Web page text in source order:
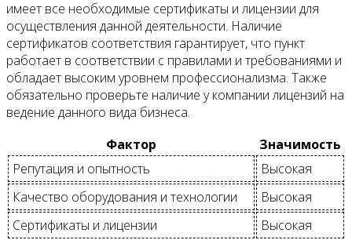
имеет все необходимые сертификаты и лицензии для
осуществления данной деятельности. Наличие
сертификатов соответствия гарантирует, что пункт
работает в соответствии с правилами и требованиями и
обладает высоким уровнем профессионализма. Также
обязательно проверьте наличие у компании лицензий на
ведение данного вида бизнеса.
Фактор
Значимость
Репутация и опытность
Высокая
Качество оборудования и технологии
Высокая
Сертификаты и лицензии
Высокая